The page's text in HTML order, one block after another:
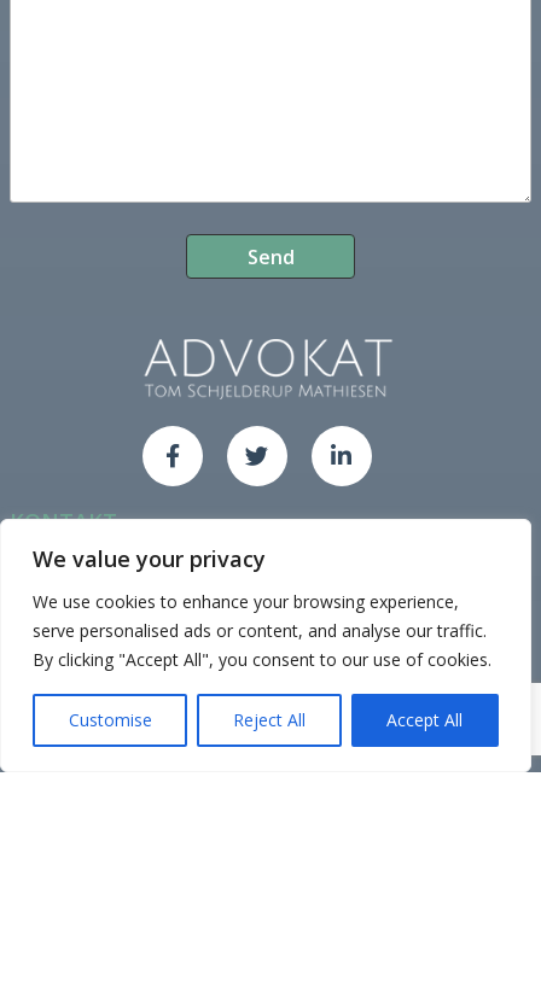
We value your privacy
We use cookies to enhance your browsing experience,
serve personalised ads or content, and analyse our traffic.
By clicking "Accept All", you consent to our use of cookies.
Customise Reject All Accept All
KONTAKT
Org.nr: 989 729 810
Tlf: 928 94 114
Adr: Gamle Sørhaugen 4, 1767 Halden.
Mandag til Fredag 0900 - 1700 etter avtale